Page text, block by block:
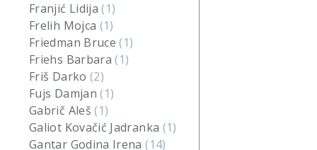
Franjić Lidija(1)
Frelih Mojca (1)
Friedman Bruce(1)
Friehs Barbara(1)
Friš Darko (2)
Fujs Damjan(1)
Gabrič Aleš(1)
Galiot Kovačić Jadranka (1)
Gantar Godina Irena(14)